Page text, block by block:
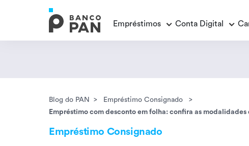
Empréstimos
Empréstimo com Garantia
Conta Digital
Blog do PAN
Empréstimo Consignado
Empréstimo com desconto em folha: confira as
Empréstimo Consignado